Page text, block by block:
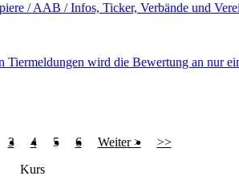
/ AAB / Infos, Ticker, Verbände und
wird die Bewertung an nur
3 4 5 6 Weiter >
>>
Kurs